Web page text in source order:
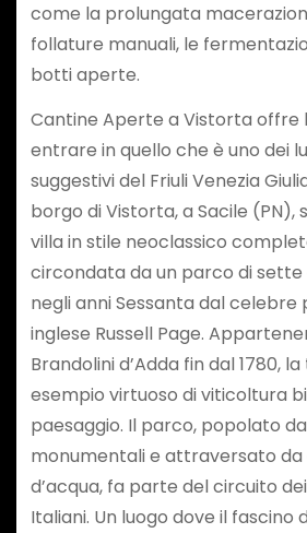
come la prolungata
follature manuali, le
botti aperte.
Cantine Aperte a Vistorta offre
entrare in quello che è uno dei
suggestivi del Friuli Venezia
borgo di Vistorta, a Sacile (PN),
villa in stile neoclassico
circondata da un parco di
negli anni Sessanta dal celebre
inglese Russell Page.
Brandolini d’Adda fin dal 1780,
esempio virtuoso di viticoltura
paesaggio. Il parco, popolato
monumentali e attraversato
d’acqua, fa parte del circuito
Italiani. Un luogo dove il fascino